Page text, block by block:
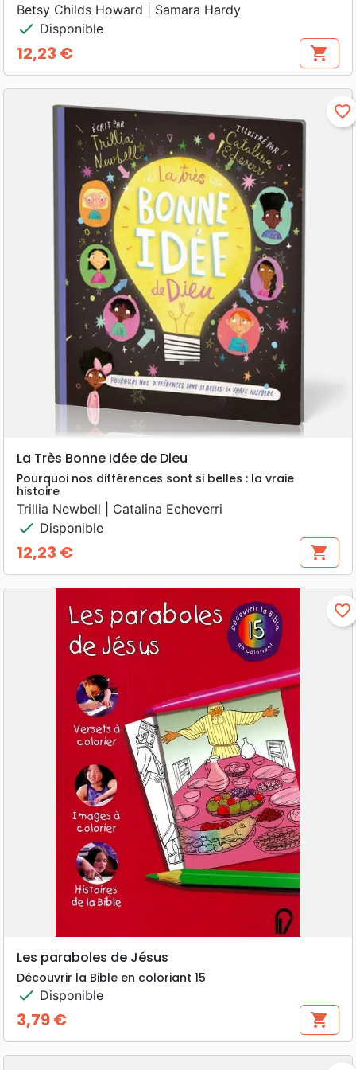
Betsy Childs Howard | Samara Hardy
check Disponible
Prix
12,23 € shopping_cart
favorite_border
La Très Bonne Idée de Dieu
Pourquoi nos différences sont si belles : la vraie
histoire
Trillia Newbell | Catalina Echeverri
check Disponible
Prix
12,23 € shopping_cart
favorite_border
Les paraboles de Jésus
Découvrir la Bible en coloriant 15
check Disponible
Prix
3,79 € shopping_cart